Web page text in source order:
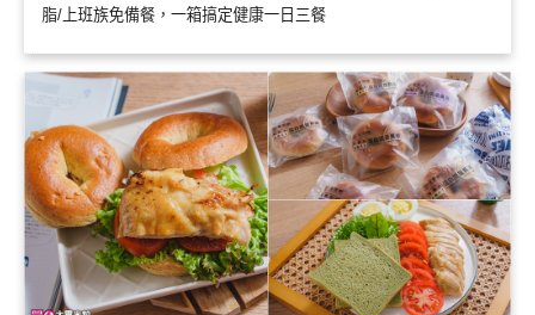
脂/上班族免備餐，一箱搞定健康一日三餐